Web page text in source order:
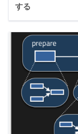
する